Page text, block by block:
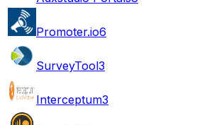
Promoter.io6
SurveyTool3
Interceptum3